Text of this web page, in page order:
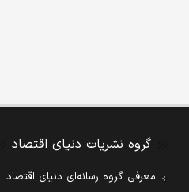
گروه نشریات دنیای اقتصاد
معرفی گروه رسانه‌ای دنیای اقتصاد